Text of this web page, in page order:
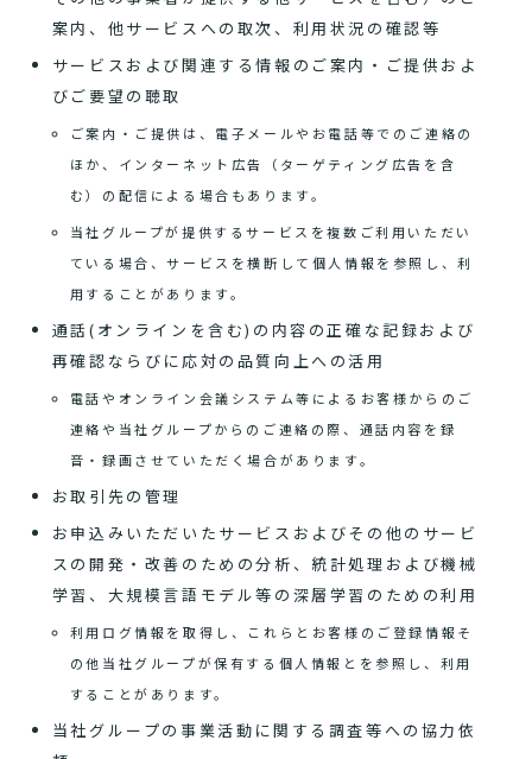
案内、他サービスへの取次、利用状況の確認等
サービスおよび関連する情報のご案内・ご提供およ
びご要望の聴取
ご案内・ご提供は、電子メールやお電話等でのご連絡の
ほか、インターネット広告（ターゲティング広告を含
む）の配信による場合もあります。
当社グループが提供するサービスを複数ご利用いただい
ている場合、サービスを横断して個人情報を参照し、利
用することがあります。
通話(オンラインを含む)の内容の正確な記録および
再確認ならびに応対の品質向上への活用
電話やオンライン会議システム等によるお客様からのご
連絡や当社グループからのご連絡の際、通話内容を録
音・録画させていただく場合があります。
お取引先の管理
お申込みいただいたサービスおよびその他のサービ
スの開発・改善のための分析、統計処理および機械
学習、大規模言語モデル等の深層学習のための利用
利用ログ情報を取得し、これらとお客様のご登録情報そ
の他当社グループが保有する個人情報とを参照し、利用
することがあります。
当社グループの事業活動に関する調査等への協力依